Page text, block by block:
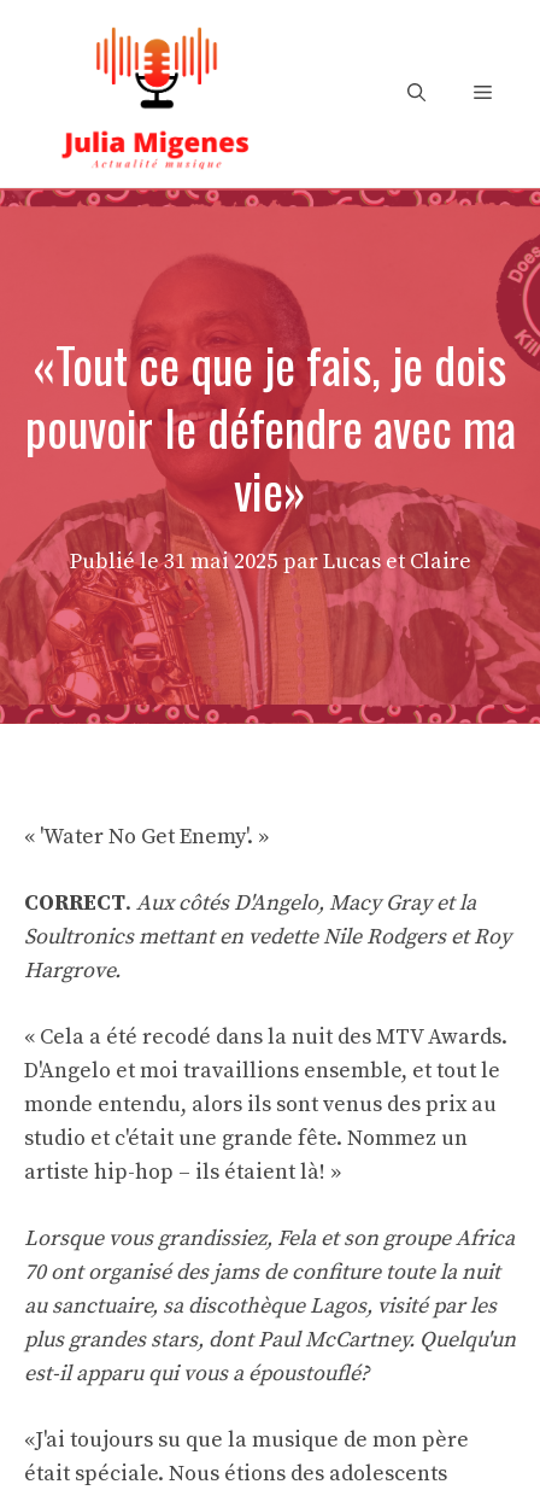
Menu
«Tout ce que je fais, je dois
pouvoir le défendre avec ma
vie»
Publié le31 mai 2025 par Lucas et Claire
« 'Water No Get Enemy'. »
CORRECT. Aux côtés D'Angelo, Macy Gray et la
Soultronics mettant en vedette Nile Rodgers et Roy
Hargrove.
« Cela a été recodé dans la nuit des MTV Awards.
D'Angelo et moi travaillions ensemble, et tout le
monde entendu, alors ils sont venus des prix au
studio et c'était une grande fête. Nommez un
artiste hip-hop – ils étaient là! »
Lorsque vous grandissiez, Fela et son groupe Africa
70 ont organisé des jams de confiture toute la nuit
au sanctuaire, sa discothèque Lagos, visité par les
plus grandes stars, dont Paul McCartney. Quelqu'un
est-il apparu qui vous a époustouflé?
«J'ai toujours su que la musique de mon père
était spéciale. Nous étions des adolescents